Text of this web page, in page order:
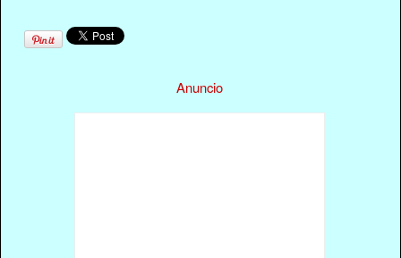
Anuncio